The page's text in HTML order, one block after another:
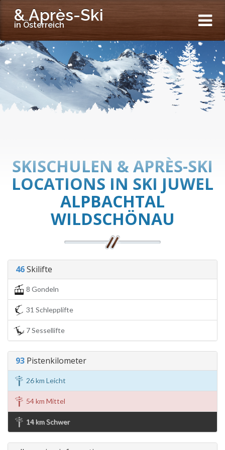
& Après-Ski
in Österreich
SKISCHULEN & APRÈS-SKI
LOCATIONS IN SKI JUWEL
ALPBACHTAL
WILDSCHÖNAU
46Skilifte
8 Gondeln
31 Schlepplifte
7 Sessellifte
93 Pistenkilometer
26 km Leicht
54 km Mittel
14 km Schwer